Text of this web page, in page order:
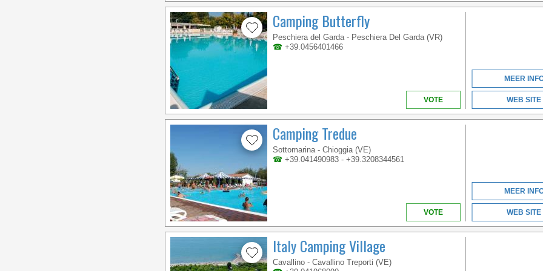
Camping Butterfly
Peschiera del Garda - Peschiera Del Garda (VR)
☎ +39.0456401466
VOTE
MEER
WEB SITE
Camping Tredue
Sottomarina - Chioggia (VE)
☎ +39.041490983 - +39.3208344561
VOTE
MEER
WEB SITE
Italy Camping Village
Cavallino - Cavallino Treporti (VE)